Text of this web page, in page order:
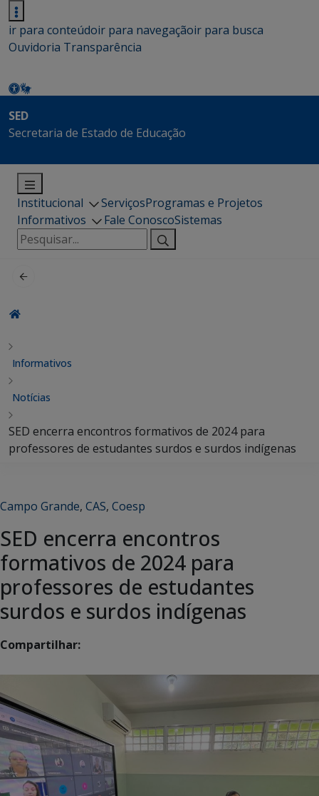
ir para conteúdoir para navegaçãoir para busca
Ouvidoria Transparência
SED
Secretaria de Estado de Educação
Institucional ServiçosProgramas e Projetos
Informativos
Fale ConoscoSistemas
Pesquisar
por:
Informativos
Notícias
SED encerra encontros formativos de 2024 para
professores de estudantes surdos e surdos indígenas
Campo Grande, CAS, Coesp
SED encerra encontros
formativos de 2024 para
professores de estudantes
surdos e surdos indígenas
Compartilhar: